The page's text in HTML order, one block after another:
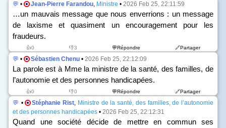
💬 • Jean-Pierre Farandou, Ministre • 2026 Feb 25, 22:11:59
…un mauvais message que nous enverrions : un message
de laxisme et quasiment un encouragement pour les
fraudeurs.
👍0 👎3 💬Répondre 🔗Partager
💬 • Sébastien Chenu • 2026 Feb 25, 22:12:09
La parole est à Mme la ministre de la santé, des familles, de
l’autonomie et des personnes handicapées.
👍0 👎0 💬Répondre 🔗Partager
💬 • Stéphanie Rist, Ministre de la santé, des familles, de l’autonomie
et des personnes handicapées • 2026 Feb 25, 22:12:31
Quand une société décide de mettre en commun ses